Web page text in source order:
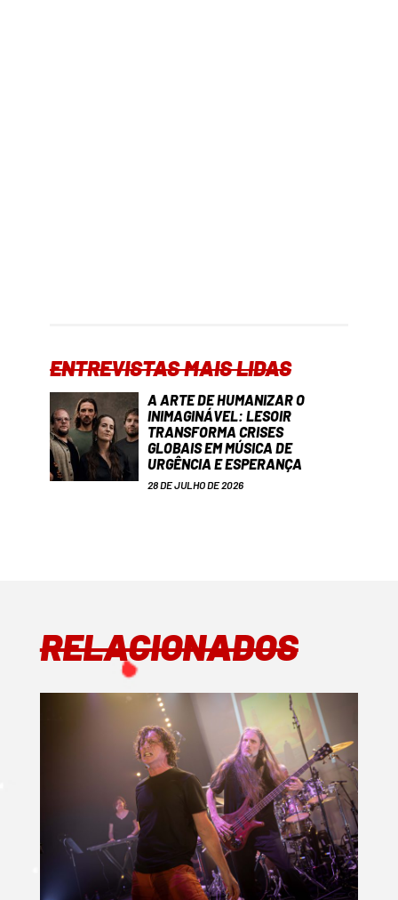
ENTREVISTAS MAIS LIDAS
A ARTE DE HUMANIZAR O
INIMAGINÁVEL: LESOIR
TRANSFORMA CRISES
GLOBAIS EM MÚSICA DE
URGÊNCIA E ESPERANÇA
28 DE JULHO DE 2026
RELACIONADOS